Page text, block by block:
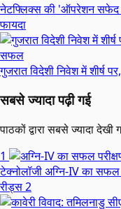
नेटफ्लिक्स की 'ऑपरेशन सफेद
फायदा
गुजरात विदेशी निवेश में शीर्ष
सबसे ज्यादा पढ़ी गई
पाठकों द्वारा सबसे ज्यादा देखी
1
टेक्नोलॉजीअग्नि-IV का सफल
रीड्स2